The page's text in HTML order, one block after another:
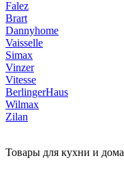
Falez
Brart
Dannyhome
Vaisselle
Simax
Vinzer
Vitesse
BerlingerHaus
Wilmax
Zilan
Товары для кухни и дома